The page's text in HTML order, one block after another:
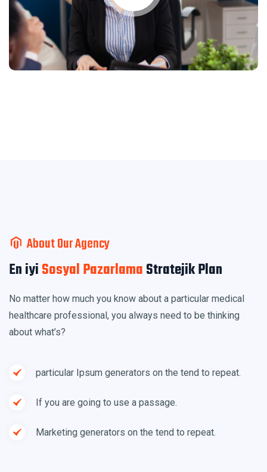
About Our Agency
En iyiSosyal PazarlamaStratejik Plan
No matter how much you know about a particular medical
healthcare professional, you always need to be thinking
about what’s?
particular Ipsum generators on the tend to repeat.
If you are going to use a passage.
Marketing generators on the tend to repeat.